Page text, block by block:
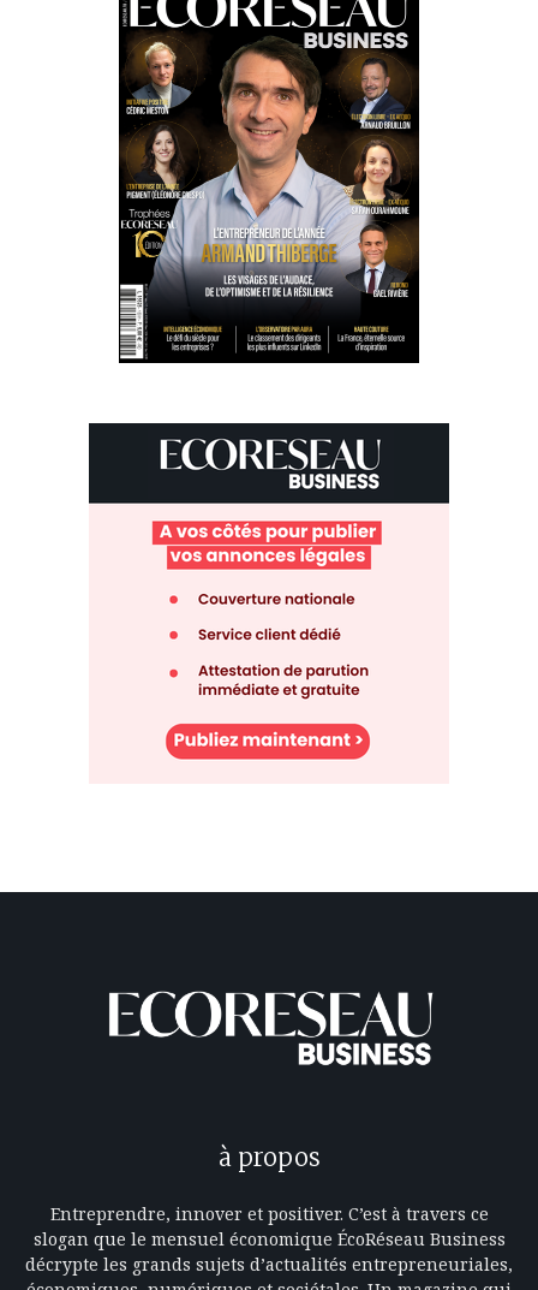
à propos
Entreprendre, innover et positiver. C’est à travers ce
slogan que le mensuel économique ÉcoRéseau Business
décrypte les grands sujets d’actualités entrepreneuriales,